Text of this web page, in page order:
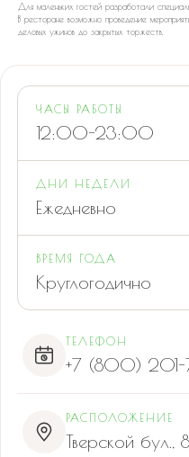
Для маленьких гостей разработали
В ресторане возможно проведение
деловых ужинов до закрытых торжеств.
ЧАСЫ РАБОТЫ
12:00-23:00
ДНИ НЕДЕЛИ
Ежедневно
ВРЕМЯ ГОДА
Круглогодично
ТЕЛЕФОН
+7 (800)
РАСПОЛОЖЕНИЕ
Тверской бул.,